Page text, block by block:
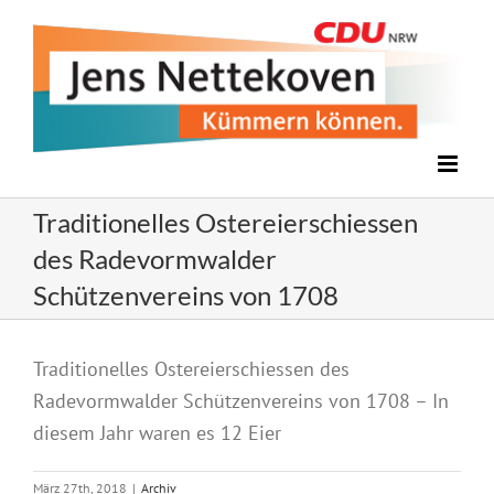
Traditionelles Ostereierschiessen
des Radevormwalder
Schützenvereins von 1708
grösseres
Bild
Traditionelles Ostereierschiessen des
Radevormwalder Schützenvereins von 1708 – In
diesem Jahr waren es 12 Eier
März 27th, 2018 | Archiv